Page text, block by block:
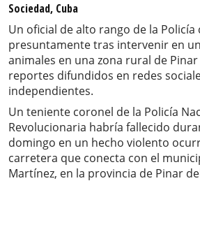
Sociedad, Cuba
Un oficial de alto rango de la Policía
presuntamente tras intervenir en
animales en una zona rural de Pinar
reportes difundidos en redes
independientes.
Un teniente coronel de la Policía
Revolucionaria habría fallecido
domingo en un hecho violento
carretera que conecta con el
Martínez, en la provincia de Pinar